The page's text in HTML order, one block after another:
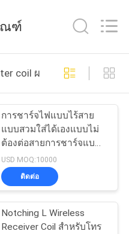
ณฑ์
coil ผลิตออนไลน์
การชาร์จไฟแบบไร้สาย
แบบสวมใส่ได้เองแบบไม่
ต้องต่อสายการชาร์จแบบ
ไร้สาย
USD MOQ:10000
ติดต่อ
Notching L Wireless
Receiver Coil สำหรับโทร